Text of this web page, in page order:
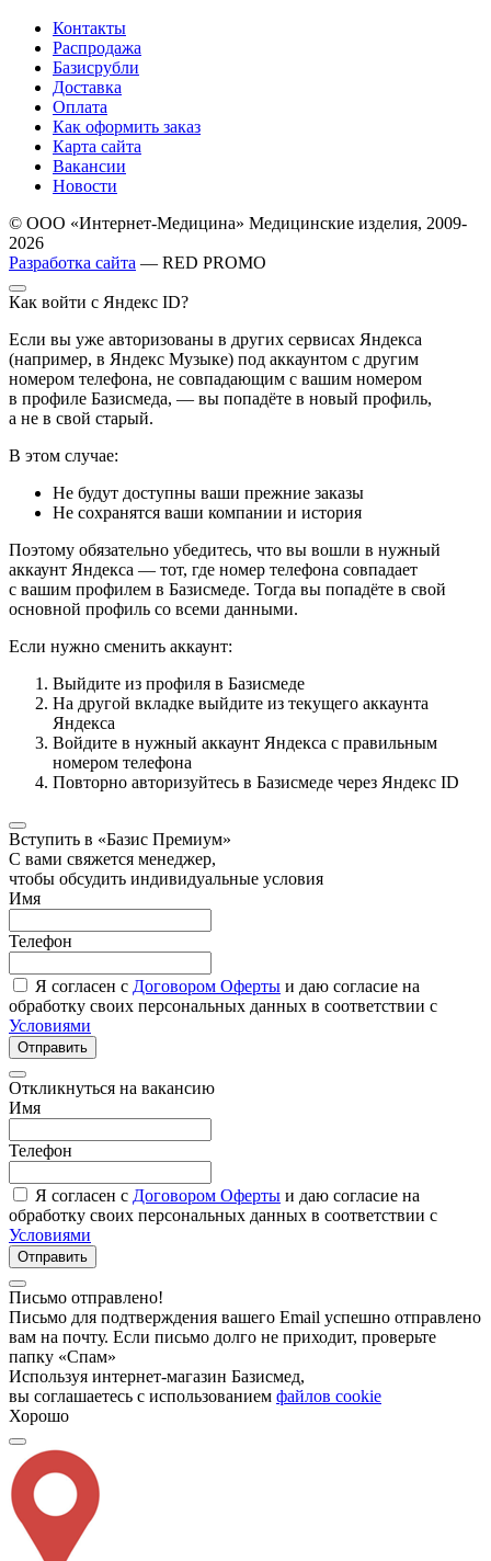
Контакты
Распродажа
Базисрубли
Доставка
Оплата
Как оформить заказ
Карта сайта
Вакансии
Новости
© ООО «Интернет-Медицина» Медицинские изделия, 2009-
2026
Разработка сайта — RED PROMO
Как войти с Яндекс ID?
Если вы уже авторизованы в других сервисах Яндекса
(например, в Яндекс Музыке) под аккаунтом с другим
номером телефона, не совпадающим с вашим номером
в профиле Базисмеда, — вы попадёте в новый профиль,
а не в свой старый.
В этом случае:
Не будут доступны ваши прежние заказы
Не сохранятся ваши компании и история
Поэтому обязательно убедитесь, что вы вошли в нужный
аккаунт Яндекса — тот, где номер телефона совпадает
с вашим профилем в Базисмеде. Тогда вы попадёте в свой
основной профиль со всеми данными.
Если нужно сменить аккаунт:
Выйдите из профиля в Базисмеде
На другой вкладке выйдите из текущего аккаунта
Яндекса
Войдите в нужный аккаунт Яндекса с правильным
номером телефона
Повторно авторизуйтесь в Базисмеде через Яндекс ID
Вступить в «Базис Премиум»
С вами свяжется менеджер,
чтобы обсудить индивидуальные условия
Имя
Телефон
Я согласен с Договором Оферты и даю согласие на
обработку своих персональных данных в соответствии с
Условиями
Отправить
Откликнуться на вакансию
Имя
Телефон
Я согласен с Договором Оферты и даю согласие на
обработку своих персональных данных в соответствии с
Условиями
Отправить
Письмо отправлено!
Письмо для подтверждения вашего Email успешно отправлено
вам на почту. Если письмо долго не приходит, проверьте
папку «Спам»
Используя интернет-магазин Базисмед,
вы соглашаетесь с использованием файлов cookie
Хорошо